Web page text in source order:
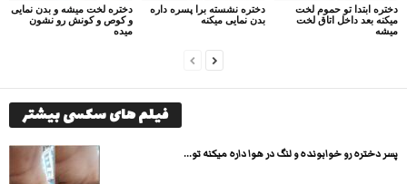
دختره لخت میشه و بدن نمایی
و کوص و کونش رو نشون
میده
دختره نشسته برا پسره داره
بدن نمایی میکنه
دختره ابتدا تو حموم لخت
میکنه بعد داخل اتاق لخت
میشه
فیلم های سکسی بیشتر
پسر دختره رو خوابونده و لنگ در هوا داره میکنه تو...